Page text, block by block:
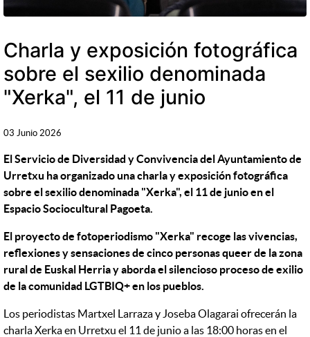
Charla y exposición fotográfica
sobre el sexilio denominada
"Xerka", el 11 de junio
03 Junio 2026
El Servicio de Diversidad y Convivencia del Ayuntamiento de
Urretxu ha organizado una charla y exposición fotográfica
sobre el sexilio denominada "Xerka", el 11 de junio en el
Espacio Sociocultural Pagoeta.
El proyecto de fotoperiodismo "Xerka" recoge las vivencias,
reflexiones y sensaciones de cinco personas queer de la zona
rural de Euskal Herria y aborda el silencioso proceso de exilio
de la comunidad LGTBIQ+ en los pueblos.
Los periodistas Martxel Larraza y Joseba Olagarai ofrecerán la
charla Xerka en Urretxu el 11 de junio a las 18:00 horas en el